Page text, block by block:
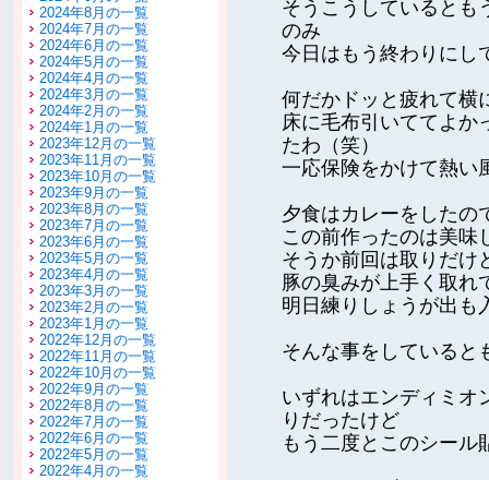
2024年8月の一覧
2024年7月の一覧
2024年6月の一覧
2024年5月の一覧
2024年4月の一覧
2024年3月の一覧
2024年2月の一覧
2024年1月の一覧
2023年12月の一覧
2023年11月の一覧
2023年10月の一覧
2023年9月の一覧
2023年8月の一覧
2023年7月の一覧
2023年6月の一覧
2023年5月の一覧
2023年4月の一覧
2023年3月の一覧
2023年2月の一覧
2023年1月の一覧
2022年12月の一覧
2022年11月の一覧
2022年10月の一覧
2022年9月の一覧
2022年8月の一覧
2022年7月の一覧
2022年6月の一覧
2022年5月の一覧
2022年4月の一覧
そうこうしているとも
のみ
今日はもう終わりにし
何だかドッと疲れて横
床に毛布引いててよか
たわ（笑）
一応保険をかけて熱い
夕食はカレーをしたの
この前作ったのは美味
そうか前回は取りだけ
豚の臭みが上手く取れ
明日練りしょうが出も
そんな事をしていると
いずれはエンディミオ
りだったけど
もう二度とこのシール